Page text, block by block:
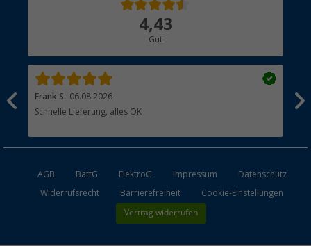
4,43
Gut
Frank S. 06.08.2026
Schnelle Lieferung, alles OK
AGB BattG ElektroG Impressum
Datenschutz
Widerrufsrecht
Barrierefreiheit Cookie-Einstellungen
Vertrag widerrufen